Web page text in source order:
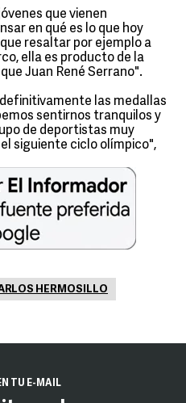
que vienen
en qué es lo que hoy
resaltar por ejemplo a
ella es producto de la
Juan René Serrano".
las medallas
sentirnos tranquilos y
de deportistas muy
siguiente ciclo olímpico",
HERMOSILLO
TU E-MAIL